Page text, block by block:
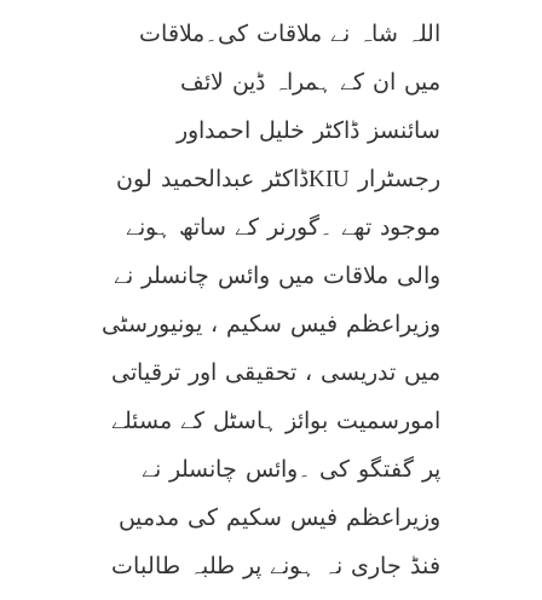
اللہ شاہ نے ملاقات کی۔ملاقات
میں ان کے ہمراہ ڈین لائف
سائنسز ڈاکٹر خلیل احمداور
رجسٹرار KIUڈاکٹر عبدالحمید لون
موجود تھے ۔گورنر کے ساتھ ہونے
والی ملاقات میں وائس چانسلر نے
وزیراعظم فیس سکیم ، یونیورسٹی
میں تدریسی ، تحقیقی اور ترقیاتی
امورسمیت بوائز ہاسٹل کے مسئلے
پر گفتگو کی ۔وائس چانسلر نے
وزیراعظم فیس سکیم کی مدمیں
فنڈ جاری نہ ہونے پر طلبہ طالبات